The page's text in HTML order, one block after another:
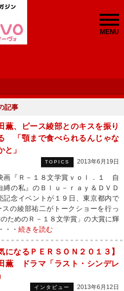
MENU
記事
薫、ピース綾部とのキスを振り
「顎まで食べられるんじゃな
と」
TOPICS 2013年6月19日
『Ｒ－１８文学賞ｖｏｌ．１ 自
縛の私』のＢｌｕ－ｒａｙ＆ＤＶＤ
記念イベントが１９日、東京都内で
の綾部祐二がトークショーを行っ
ためのＲ－１８文学賞」の大賞に輝
・・ 続きを読む
になるＰＥＲＳＯＮ２０１３】
薫 ドラマ「ラスト・シンデレ
インタビュー 2013年6月12日